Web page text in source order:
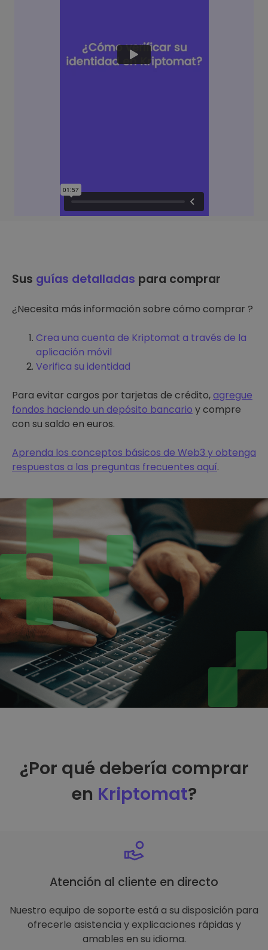
Sus guías detalladas para comprar
¿Necesita más información sobre cómo comprar ?
Crea una cuenta de Kriptomat a través de la
aplicación móvil
Verifica su identidad
Para evitar cargos por tarjetas de crédito,agregue
fondos haciendo un depósito bancario y compre
con su saldo en euros.
Aprenda los conceptos básicos de Web3 y obtenga
respuestas a las preguntas frecuentes aquí.
¿Por qué debería comprar
en Kriptomat?
Atención al cliente en directo
Nuestro equipo de soporte está a su disposición para
ofrecerle asistencia y explicaciones rápidas y
amables en su idioma.